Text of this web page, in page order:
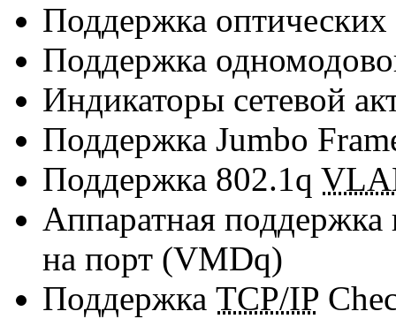
Поддержка
Поддержка
Индикаторы сетевой
Поддержка Jumbo
Поддержка 802.1q
Аппаратная
на порт (VMDq)
Поддержка TCP/IP